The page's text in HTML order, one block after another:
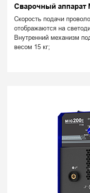
Сварочный аппарат
Скорость подачи
отображаются на
Внутренний механизм
весом 15 кг;